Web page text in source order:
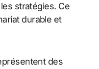
stratégies. Ce
durable et
des